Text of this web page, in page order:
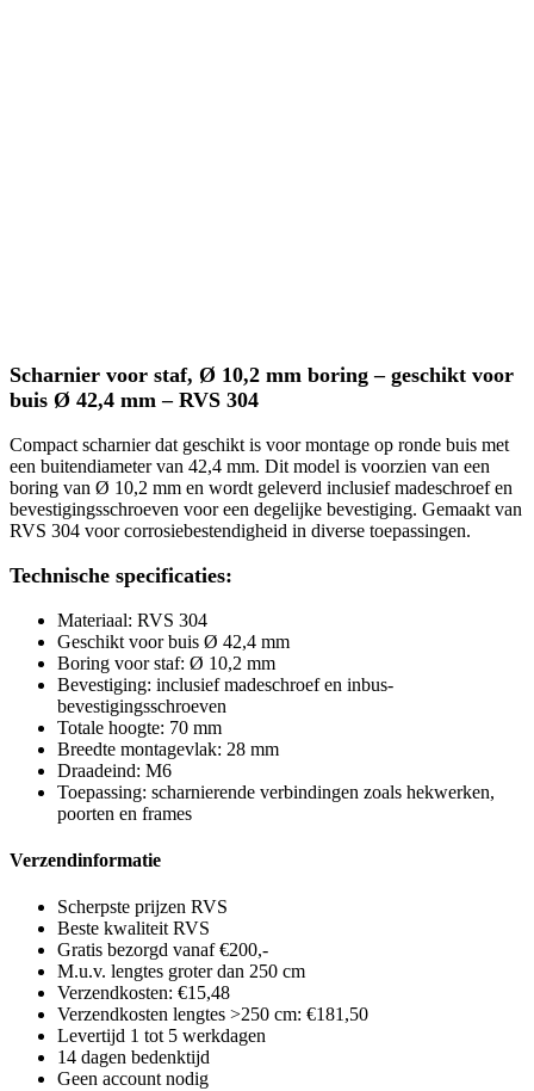
Scharnier voor staf, Ø 10,2 mm boring – geschikt voor
buis Ø 42,4 mm – RVS 304
Compact scharnier dat geschikt is voor montage op ronde buis met
een buitendiameter van 42,4 mm. Dit model is voorzien van een
boring van Ø 10,2 mm en wordt geleverd inclusief madeschroef en
bevestigingsschroeven voor een degelijke bevestiging. Gemaakt van
RVS 304 voor corrosiebestendigheid in diverse toepassingen.
Technische specificaties:
Materiaal: RVS 304
Geschikt voor buis Ø 42,4 mm
Boring voor staf: Ø 10,2 mm
Bevestiging: inclusief madeschroef en inbus-
bevestigingsschroeven
Totale hoogte: 70 mm
Breedte montagevlak: 28 mm
Draadeind: M6
Toepassing: scharnierende verbindingen zoals hekwerken,
poorten en frames
Verzendinformatie
Scherpste prijzen RVS
Beste kwaliteit RVS
Gratis bezorgd vanaf €200,-
M.u.v. lengtes groter dan 250 cm
Verzendkosten: €15,48
Verzendkosten lengtes >250 cm: €181,50
Levertijd 1 tot 5 werkdagen
14 dagen bedenktijd
Geen account nodig